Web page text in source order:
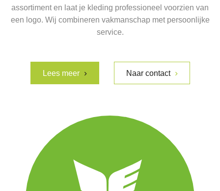
assortiment en laat je kleding professioneel voorzien van
een logo. Wij combineren vakmanschap met persoonlijke
service.
Lees meer Naar contact